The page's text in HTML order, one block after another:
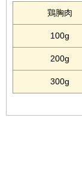
鶏胸肉
100g
200g
300g